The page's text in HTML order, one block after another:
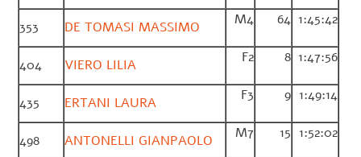
353 DE TOMASI MASSIMO M4 64 1:45:42
404 VIERO LILIA F2 8 1:47:56
435 ERTANI LAURA F3 9 1:49:14
498 ANTONELLI GIANPAOLO M7 15 1:52:02